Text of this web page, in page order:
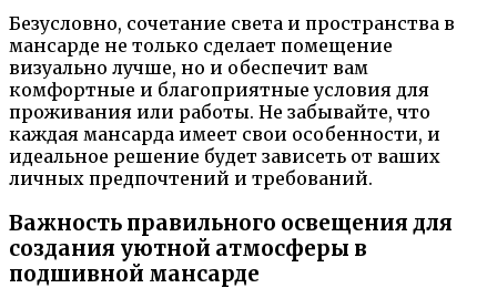
Безусловно, сочетание света и пространства в
мансарде не только сделает помещение
визуально лучше, но и обеспечит вам
комфортные и благоприятные условия для
проживания или работы. Не забывайте, что
каждая мансарда имеет свои особенности, и
идеальное решение будет зависеть от ваших
личных предпочтений и требований.
Важность правильного освещения для
создания уютной атмосферы в
подшивной мансарде